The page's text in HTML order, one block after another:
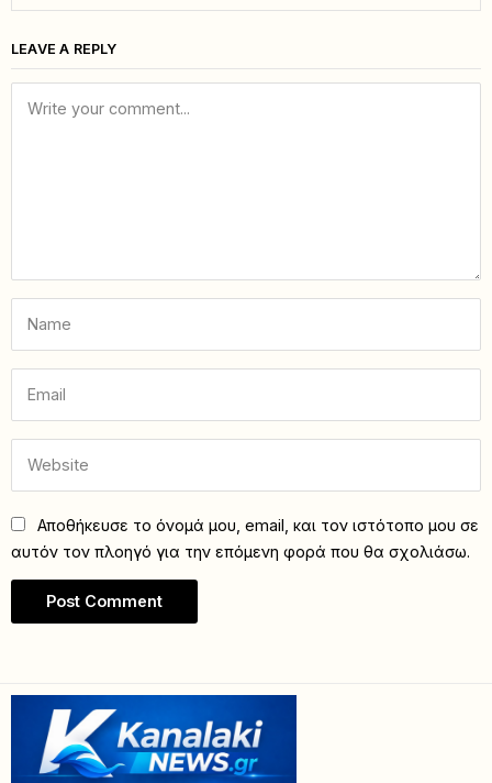
LEAVE A REPLY
Αποθήκευσε το όνομά μου, email, και τον ιστότοπο μου σε
αυτόν τον πλοηγό για την επόμενη φορά που θα σχολιάσω.